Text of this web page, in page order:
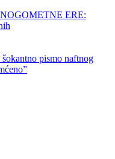
ERE:
pismo naftnog